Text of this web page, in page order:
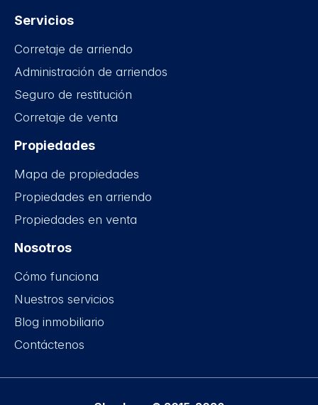
Servicios
Corretaje de arriendo
Administración de arriendos
Seguro de restitución
Corretaje de venta
Propiedades
Mapa de propiedades
Propiedades en arriendo
Propiedades en venta
Nosotros
Cómo funciona
Nuestros servicios
Blog inmobiliario
Contáctenos